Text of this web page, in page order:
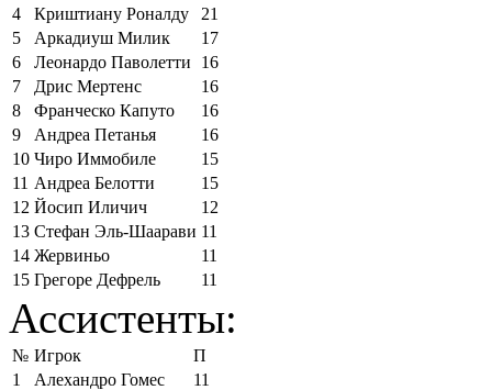
4
Криштиану Роналду
21
5
Аркадиуш Милик
17
6
Леонардо Паволетти
16
7
Дрис Мертенс
16
8
Франческо Капуто
16
9
Андреа Петанья
16
10 Чиро Иммобиле
15
11 Андреа Белотти
15
12 Йосип Иличич
12
13 Стефан Эль-Шаарави 11
14 Жервиньо
11
15 Грегоре Дефрель 11
Ассистенты:
№ Игрок
П
1
Алехандро Гомес
11